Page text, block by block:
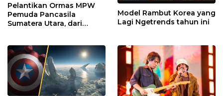
Pelantikan Ormas MPW
Pemuda Pancasila
Sumatera Utara, dari
Model Rambut Korea yang
Lagi Ngetrends tahun ini